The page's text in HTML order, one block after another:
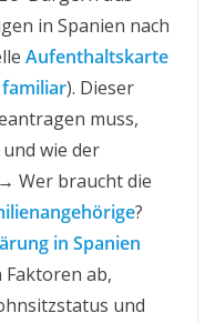
in Spanien nach
Aufenthaltskarte
familiar). Dieser
muss,
wie der
Wer braucht die
?
in Spanien
ab,
und